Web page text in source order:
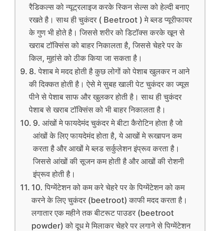
रैडिकल्स को न्यूट्रलाइज करके स्किन सेल्स को हेल्दी बनाए
रखते है। साथ ही चुकंदर ( Beetroot ) मे ब्लड प्यूरीफायर
के गुण भी होते है। जिससे शरीर को डिटॉक्स करके खून से
खराब टॉक्सिंस को बाहर निकालता है, जिससे चेहरे पर के
किल, मुहांसे को ठीक किया जा सकता है।
8. पेशाब मे मदद होती है कुछ लोगों को पेशाब खुलकर न आने
की दिक्कत होती है। ऐसे मे सुबह खाली पेट चुकंदर का ज्यूस
पीने से पेशाब साफ और खुलकर होती है। साथ ही चुकंदर
पेशाब से खराब टॉक्सिंस को भी बाहर निकालता है।
9. आंखों मे फायदेमंद चुकंदर मे बीटा कैरोटिन होता है जो
आंखों के लिए फायदेमंद होता है, ये आखों मे रूखापन कम
करता है और आखों मे ब्लड सर्कुलेशन इंप्रूव करता है।
जिससे आंखों की सूजन कम होती है और आखों की रोशनी
इंप्रूव होती है।
10. पिग्मेंटेशन को कम करे चेहरे पर के पिग्मेंटेशन को कम
करने के लिए चुकंदर (beetroot) काफी मदद करता है।
लगातार एक महीने तक बीटरूट पाउडर (beetroot
powder) को दूध मे मिलाकर चेहरे पर लगाने से पिग्मेंटेशन